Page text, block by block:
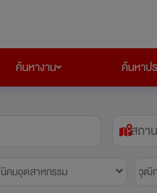
ค้นหางาน ค้นหาป
สถา
นิคมอุตสาหกรรม วุฒิ